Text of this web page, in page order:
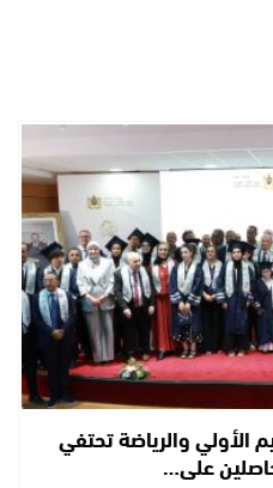
الأولي والرياضة تحتفي
على…